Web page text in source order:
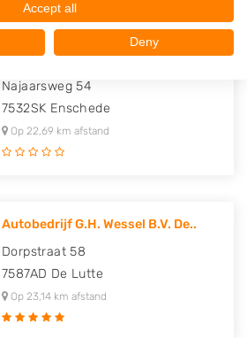
Autodemontagebedrijf Pril
Najaarsweg 54
7532SK Enschede
Op 22,69 km afstand
Autobedrijf G.H. Wessel B.V. De..
Dorpstraat 58
7587AD De Lutte
Op 23,14 km afstand
Accept all
Deny